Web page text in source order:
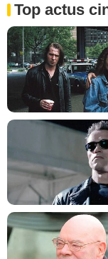
Top actus